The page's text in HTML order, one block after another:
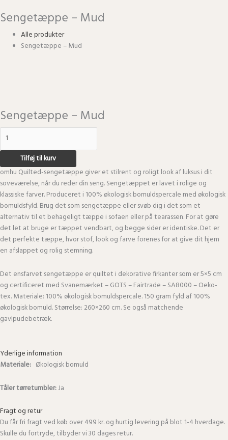
Sengetæppe – Mud
Alle produkter
Sengetæppe – Mud
Sengetæppe – Mud
Tilføj til kurv
omhu Quilted-sengetæppe giver et stilrent og roligt look af luksus i dit
soveværelse, når du reder din seng. Sengetæppet er lavet i rolige og
klassiske farver. Produceret i 100% økologisk bomuldspercale med økologisk
bomuldsfyld. Brug det som sengetæppe eller svøb dig i det som et
alternativ til et behageligt tæppe i sofaen eller på tearassen. For at gøre
det let at bruge er tæppet vendbart, og begge sider er identiske. Det er
det perfekte tæppe, hvor stof, look og farve forenes for at give dit hjem
en afslappet og rolig stemning.
Det ensfarvet sengetæppe er quiltet i dekorative firkanter som er 5×5 cm
og certificeret med Svanemærket – GOTS – Fairtrade – SA8000 – Oeko-
tex. Materiale: 100% økologisk bomuldspercale. 150 gram fyld af 100%
økologisk bomuld. Størrelse: 260×260 cm. Se også matchende
gavlpudebetræk.
Yderlige information
Materiale: Økologisk bomuld
Tåler tørretumbler:Ja
Fragt og retur
Du får fri fragt ved køb over 499 kr. og hurtig levering på blot 1-4 hverdage.
Skulle du fortryde, tilbyder vi 30 dages retur.